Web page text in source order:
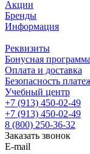
Акции
Бренды
Информация
Реквизиты
Бонусная программа
Оплата и доставка
Безопасность
Учебный центр
+7 (913) 450-02-49
+7 (913) 450-02-49
8 (800) 250-36-32
Заказать звонок
E-mail